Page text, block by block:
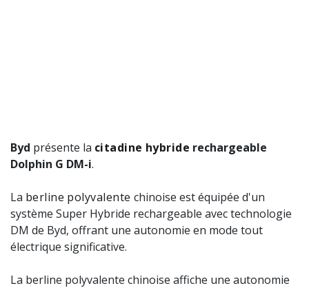
Byd présente la citadine hybride rechargeable
Dolphin G DM-i.
La berline polyvalente chinoise est équipée d'un
système Super Hybride rechargeable avec technologie
DM de Byd, offrant une autonomie en mode tout
électrique significative.
La berline polyvalente chinoise affiche une autonomie